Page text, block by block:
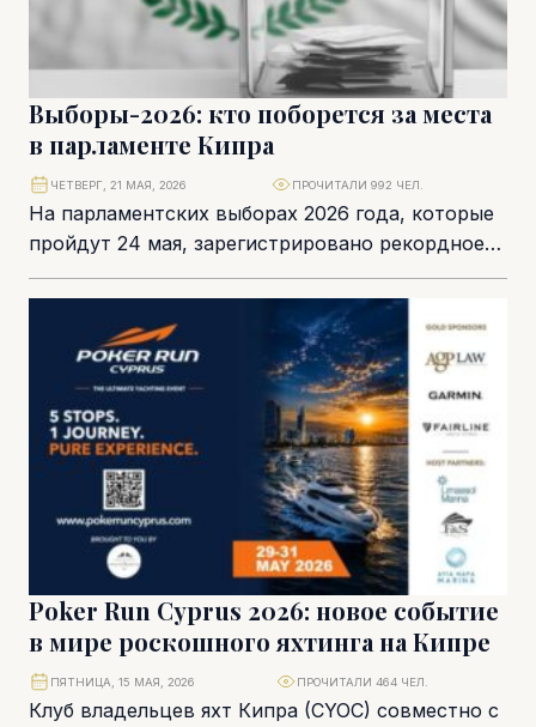
Выборы-2026: кто поборется за места
в парламенте Кипра
На парламентских выборах 2026 года, которые
пройдут 24 мая, зарегистрировано рекордное
число участников – 753 кандидата. Из них 744
человека...
ЧЕТВЕРГ, 21 МАЯ, 2026 ПРОЧИТАЛИ 992 ЧЕЛ.
Poker Run Cyprus 2026: новое событие
в мире роскошного яхтинга на Кипре
Клуб владельцев яхт Кипра (CYOC) совместно с
ПЯТНИЦА, 15 МАЯ, 2026 ПРОЧИТАЛИ 464 ЧЕЛ.